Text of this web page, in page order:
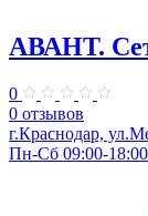
АВАНТ.
0
0 отзывов
​г.Краснодар,
Пн-Сб 09:00-18:00